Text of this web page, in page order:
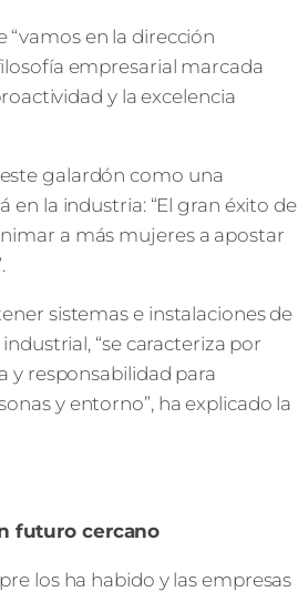
“vamos en la dirección
empresarial marcada
y la excelencia
galardón como una
la industria: “El gran éxito de
a más mujeres a apostar
sistemas e instalaciones de
“se caracteriza por
y responsabilidad para
y entorno”, ha explicado la
futuro cercano
los ha habido y las empresas